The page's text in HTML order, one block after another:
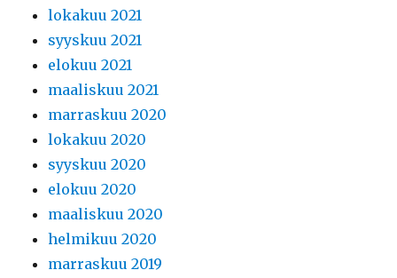
lokakuu 2021
syyskuu 2021
elokuu 2021
maaliskuu 2021
marraskuu 2020
lokakuu 2020
syyskuu 2020
elokuu 2020
maaliskuu 2020
helmikuu 2020
marraskuu 2019